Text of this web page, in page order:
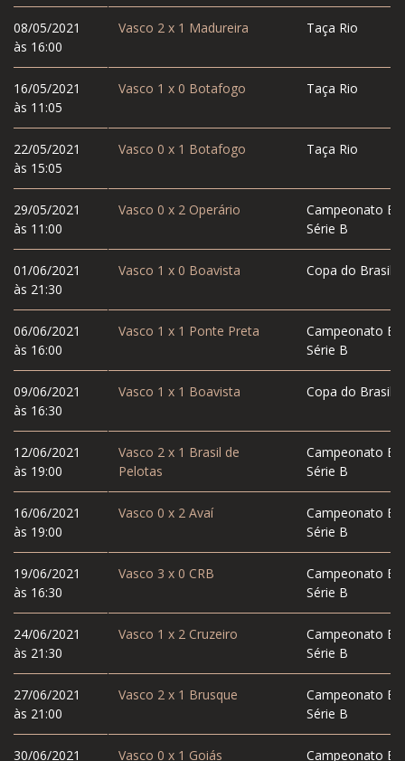
08/05/2021
às 16:00
16/05/2021
às 11:05
22/05/2021
às 15:05
29/05/2021
às 11:00
01/06/2021
às 21:30
06/06/2021
às 16:00
09/06/2021
às 16:30
12/06/2021
às 19:00
16/06/2021
às 19:00
19/06/2021
às 16:30
24/06/2021
às 21:30
27/06/2021
às 21:00
30/06/2021
Vasco 2 x 1 Madureira Taça Rio
Vasco 1 x 0 Botafogo Taça Rio
Vasco 0 x 1 Botafogo Taça Rio
Vasco 0 x 2Operário
Campeonato
Série B
Vasco 1 x 0 Boavista Copa do Brasil
Vasco 1 x 1 Ponte Preta
Campeonato
Série B
Vasco 1 x 1 Boavista Copa do Brasil
Vasco 2 x 1 Brasil de
Pelotas
Campeonato
Série B
Vasco 0 x 2Avaí
Campeonato
Série B
Vasco 3 x 0 CRB
Campeonato
Série B
Vasco 1 x 2Cruzeiro
Campeonato
Série B
Vasco 2 x 1 Brusque
Campeonato
Série B
Vasco 0 x 1 Goiás Campeonato